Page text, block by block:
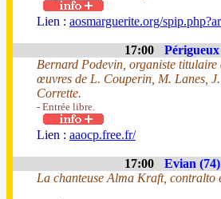
Lien : aosmarguerite.org/
17:00
Bernard Podevin, organiste
œuvres de L. Couperin, M. Lanes,
Corrette.
- Entrée libre.
Lien : aaocp.free.fr/
17:00 Evian
La chanteuse Alma Kraft,